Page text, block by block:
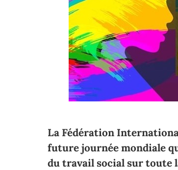
La Fédération
future journée mondiale
du travail social sur toute